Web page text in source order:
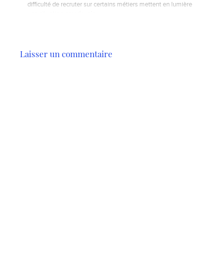
difficulté de recruter sur certains métiers mettent en lumière
Laisser un commentaire